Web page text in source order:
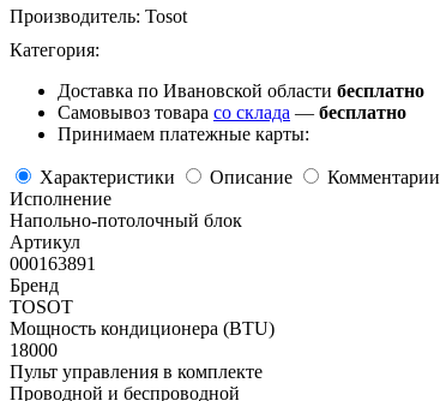
Производитель: Tosot
Категория:
Доставка по Ивановской области бесплатно
Самовывоз товара со склада — бесплатно
Принимаем платежные карты:
Характеристики Описание
Комментарии
Исполнение
Напольно-потолочный блок
Артикул
000163891
Бренд
TOSOT
Мощность кондиционера (BTU)
18000
Пульт управления в комплекте
Проводной и беспроводной